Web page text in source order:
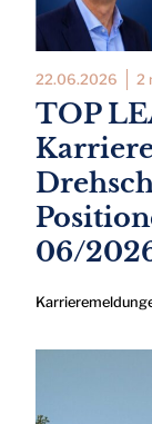
22.06.2026 2
TOP
06/